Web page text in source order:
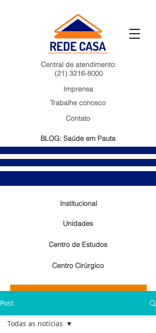
Central de atendimento:
(21) 3216-8000
Unidades
Centro Cirúrgico
Centro de Estudos
Institucional
Imprensa
Trabalhe conosco
Contato
BLOG: Saúde em Pauta
Resultados de exames laboratoriais
Post
Todas as notícias